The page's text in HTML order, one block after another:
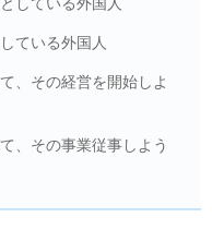
ている外国人
、その経営を開始しよ
、その事業従事しよう